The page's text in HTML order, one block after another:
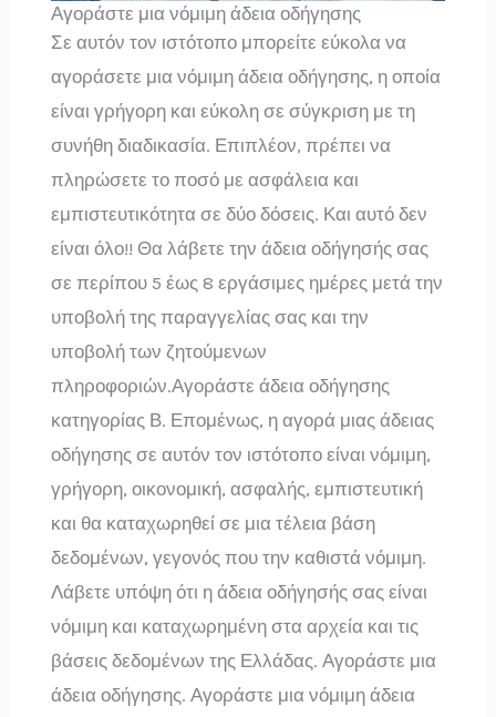
Αγοράστε μια νόμιμη άδεια οδήγησης
Σε αυτόν τον ιστότοπο μπορείτε εύκολα να
αγοράσετε μια νόμιμη άδεια οδήγησης, η οποία
είναι γρήγορη και εύκολη σε σύγκριση με τη
συνήθη διαδικασία. Επιπλέον, πρέπει να
πληρώσετε το ποσό με ασφάλεια και
εμπιστευτικότητα σε δύο δόσεις. Και αυτό δεν
είναι όλο!! Θα λάβετε την άδεια οδήγησής σας
σε περίπου 5 έως 8 εργάσιμες ημέρες μετά την
υποβολή της παραγγελίας σας και την
υποβολή των ζητούμενων
πληροφοριών.Αγοράστε άδεια οδήγησης
κατηγορίας Β. Επομένως, η αγορά μιας άδειας
οδήγησης σε αυτόν τον ιστότοπο είναι νόμιμη,
γρήγορη, οικονομική, ασφαλής, εμπιστευτική
και θα καταχωρηθεί σε μια τέλεια βάση
δεδομένων, γεγονός που την καθιστά νόμιμη.
Λάβετε υπόψη ότι η άδεια οδήγησής σας είναι
νόμιμη και καταχωρημένη στα αρχεία και τις
βάσεις δεδομένων της Ελλάδας. Αγοράστε μια
άδεια οδήγησης. Αγοράστε μια νόμιμη άδεια